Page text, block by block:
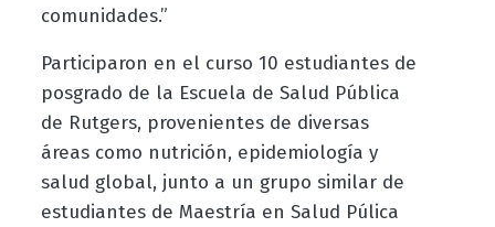
comunidades.”
Participaron en el curso 10 estudiantes de
posgrado de la Escuela de Salud Pública
de Rutgers, provenientes de diversas
áreas como nutrición, epidemiología y
salud global, junto a un grupo similar de
estudiantes de Maestría en Salud Púlica